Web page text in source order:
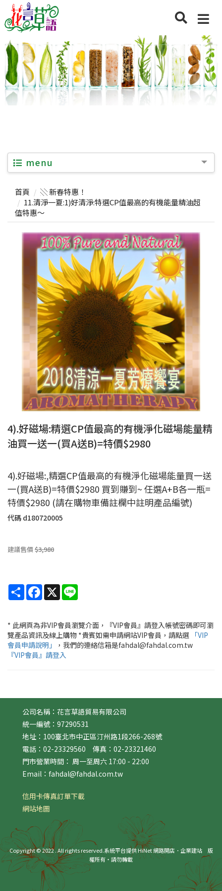
menu
首頁
░ 新春特惠！
11.清淨一夏:1)好清淨:特選CP值最高的有機能量精油超
值特惠～
4).好磁場:精選CP值最高的有機淨化磁場能量精
油買一送一(買A送B)=特價$2980
4).好磁場:,精選CP值最高的有機淨化磁場能量買一送
一(買A送B)=特價$2980 買到賺到~ 任選A+B各一瓶=
特價$2980 (請在購物車備註欄中註明產品編號)
代碼 d180720005
建議售價$3,980
Share Facebook
X
* 此網頁為非VIP會員瀏覽介面，『VIP會員』請登入帳號密碼即可瀏
覽產品資訊及線上購物 *貴賓如需申請網站VIP會員，請點選 「VIP
會員申請說明」
，我們的連絡信箱是fahdal@fahdal.com.tw
『VIP會員』請登入
公司名稱：花言草語貿易有限公司
統一編號：97290531
地址：100臺北市中正區汀州路1段266-268號
電話：02-23329560 傳真：02-23321460
門市營業時間： 周一至周六 17:00 - 22:00
Email：fahdal@fahdal.com.tw
信用卡傳真訂單下載
網站地圖
Copyright © 2022 . All rights reserved.系統平台提供 HiNet 網路開店．企業建站版
權所有‧請勿轉載